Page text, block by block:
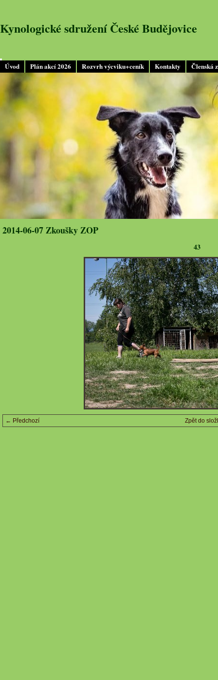
Úvod Plán akcí 2026 Rozvrh výcviku+ceník Kontakty Členská
Kynologické sdružení České Budějovice
2014-06-07 Zkoušky ZOP
43
← Předchozí Zpět do